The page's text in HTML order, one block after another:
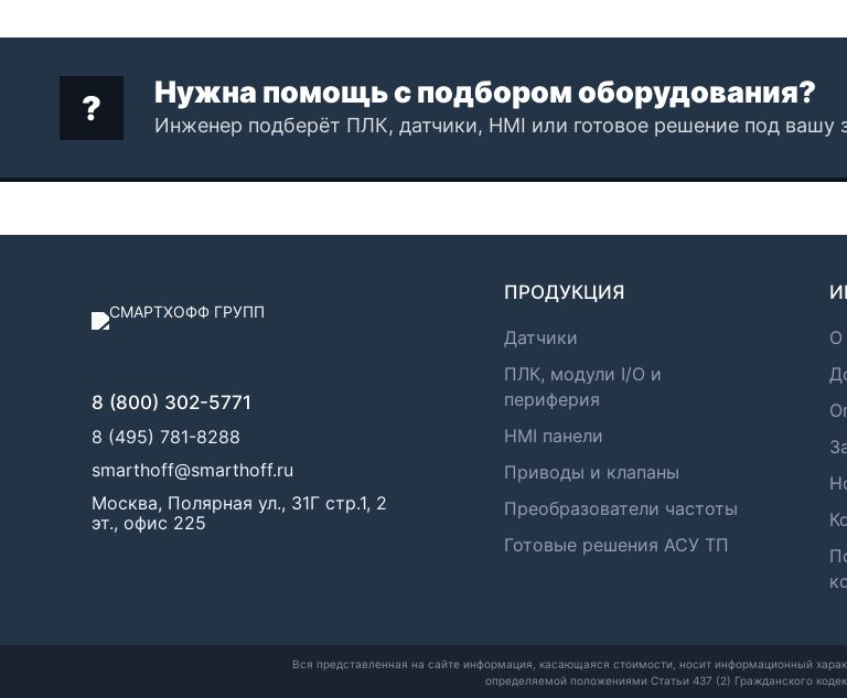
Нужна помощь с подбором оборудования?
Инженер подберёт ПЛК, датчики, HMI или готовое решение под вашу
8 (800) 302-5771
8 (495) 781-8288
smarthoff@smarthoff.ru
Москва, Полярная ул., 31Г стр.1, 2
эт., офис 225
ПРОДУКЦИЯ
Датчики
ПЛК, модули I/O и
периферия
HMI панели
Приводы и клапаны
Преобразователи частоты
Готовые решения АСУ ТП
О
Вся представленная на сайте информация, касающаяся стоимости, носит информационный
определяемой положениями Статьи 437 (2) Гражданского